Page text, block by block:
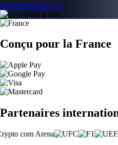
Rejoindre Level Up
Conçu pour la France
Partenaires